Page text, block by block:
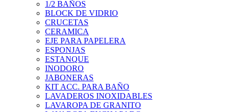
1/2 BAÑOS
BLOCK DE VIDRIO
CRUCETAS
CERAMICA
EJE PARA PAPELERA
ESPONJAS
ESTANQUE
INODORO
JABONERAS
KIT ACC. PARA BAÑO
LAVADEROS INOXIDABLES
LAVAROPA DE GRANITO